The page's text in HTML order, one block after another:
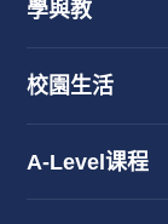
學與教
校園生活
A-Level课程